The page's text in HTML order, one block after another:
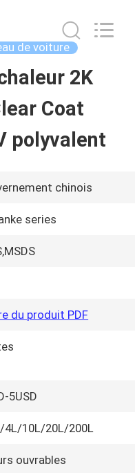
de voiture
2K
Coat
polyvalent
chinois
series
du produit PDF
5USD
4L/10L/20L/200L
ouvrables